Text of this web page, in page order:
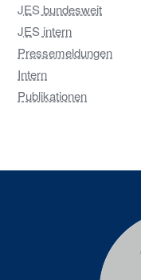
JES bundesweit
JES intern
Pressemeldungen
Intern
Publikationen